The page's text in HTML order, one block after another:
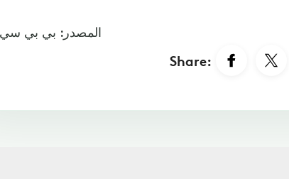
المصدر: بي بي سي
Share: